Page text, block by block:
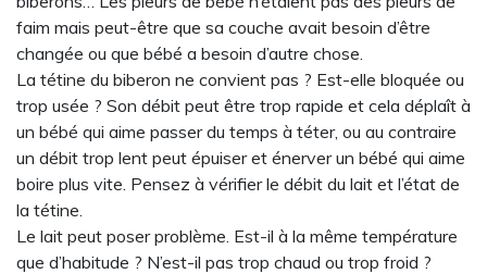
faim mais peut-être que sa couche avait besoin d’être
changée ou que bébé a besoin d’autre chose.
La tétine du biberon ne convient pas ? Est-elle bloquée ou
trop usée ? Son débit peut être trop rapide et cela déplaît à
un bébé qui aime passer du temps à téter, ou au contraire
un débit trop lent peut épuiser et énerver un bébé qui aime
boire plus vite. Pensez à vérifier le débit du lait et l’état de
la tétine.
Le lait peut poser problème. Est-il à la même température
que d’habitude ? N’est-il pas trop chaud ou trop froid ?